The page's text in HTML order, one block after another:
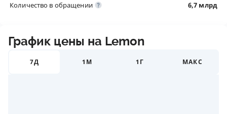
Количество в обращении 6,7 млрд
График цены на Lemon
7Д 1М 1Г МАКС